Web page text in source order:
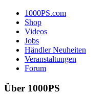
1000PS.com
Shop
Videos
Jobs
Händler Neuheiten
Veranstaltungen
Forum
Über 1000PS